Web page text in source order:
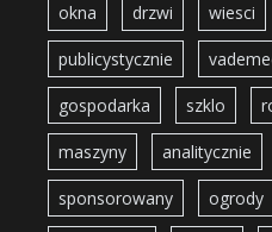
okna drzwi wiesci
publicystycznie
gospodarka szklo
maszyny analitycznie
sponsorowany ogrody